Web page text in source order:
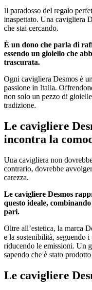
Il paradosso del regalo
inaspettato. Una cavigliera
che stai cercando.
È un dono che parla di
essendo un gioiello che
trascurata.
Ogni cavigliera Desmos è
passione in Italia.
non solo un pezzo di
tradizione.
Le cavigliere
incontra la
Una cavigliera non
contrario, dovrebbe
carezza.
Le cavigliere Desmos
questo ideale,
pari.
Oltre all’estetica, la marca
e la sostenibilità, seguendo
riducendo le emissioni. Un
sapendo che è stato
Le cavigliere